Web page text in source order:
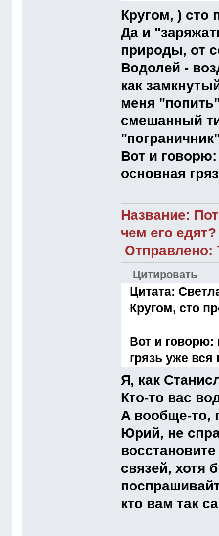
Кругом, ) сто
Да и
природы, от
Водолей -
как
меня
смешанный
Вот и
основная
Название:
чем его едят?
Отправлено:
Цитировать
Цитата:
Кругом, сто
Вот и говорю:
грязь уже
Я, как
Кто-то вас
А вообще-то,
Юрий, не
связей, хотя
кто вам так